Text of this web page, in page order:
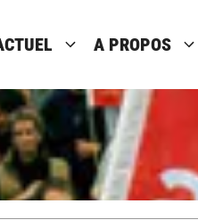
A PROPOS